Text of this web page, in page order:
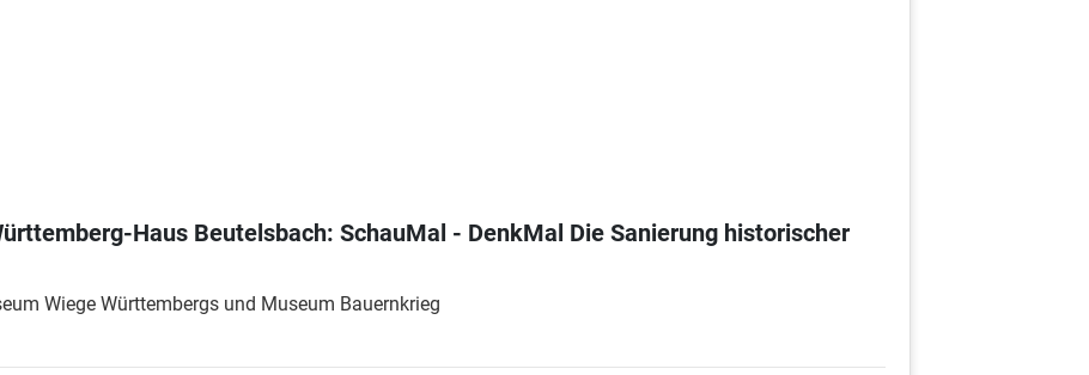
Haus Beutelsbach: SchauMal - DenkMal Die Sanierung historischer
Wiege Württembergs und Museum Bauernkrieg